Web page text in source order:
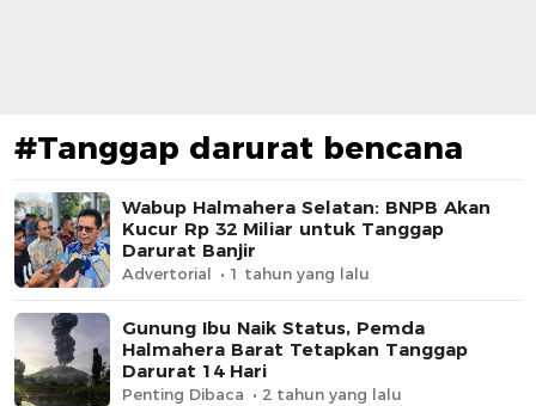
#Tanggap darurat bencana
Wabup Halmahera Selatan: BNPB Akan
Kucur Rp 32 Miliar untuk Tanggap
Darurat Banjir
Advertorial 1 tahun yang lalu
Gunung Ibu Naik Status, Pemda
Halmahera Barat Tetapkan Tanggap
Darurat 14 Hari
Penting Dibaca 2 tahun yang lalu